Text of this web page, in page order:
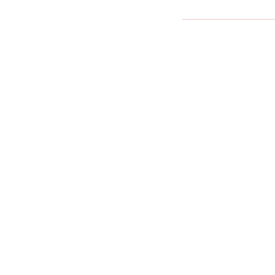
bancaire vous
de page un
Si un article ne
l'adresse à laquelle
dans leur état